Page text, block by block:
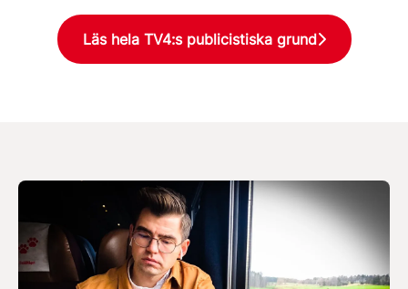
Läs hela TV4:s publicistiska grund